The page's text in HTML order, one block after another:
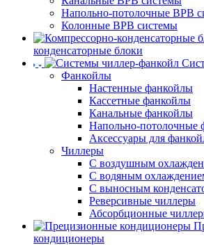
Напольно-потолочные ВРВ
Колонные ВРВ системы
конденсаторные блоки
Фанкойлы
Настенные фанкойлы
Кассетные фанкойлы
Канальные фанкойлы
Напольно-потолочные
Аксессуары для
Чиллеры
С воздушным
С водяным
С выносным
Реверсивные чиллеры
Абсорбционные
кондиционеры